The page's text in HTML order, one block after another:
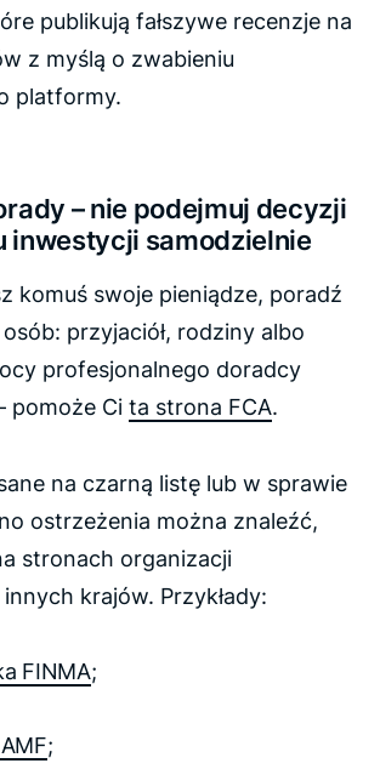
publikują fałszywe recenzje na
z myślą o zwabieniu
platformy.
– nie podejmuj decyzji
inwestycji samodzielnie
komuś swoje pieniądze, poradź
przyjaciół, rodziny albo
profesjonalnego doradcy
pomoże Ci ta strona FCA.
na czarną listę lub w sprawie
ostrzeżenia można znaleźć,
stronach organizacji
krajów. Przykłady:
FINMA;
;